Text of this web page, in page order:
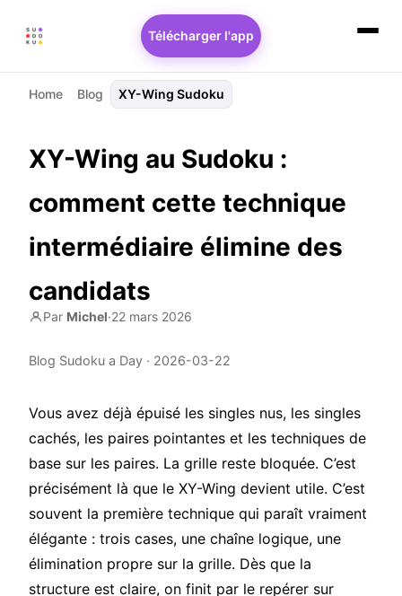
Télécharger l'app
Home Blog XY-Wing Sudoku
XY-Wing au Sudoku :
comment cette technique
intermédiaire élimine des
candidats
Par Michel·22 mars 2026
Blog Sudoku a Day · 2026-03-22
Vous avez déjà épuisé les singles nus, les singles
cachés, les paires pointantes et les techniques de
base sur les paires. La grille reste bloquée. C’est
précisément là que le XY-Wing devient utile. C’est
souvent la première technique qui paraît vraiment
élégante : trois cases, une chaîne logique, une
élimination propre sur la grille. Dès que la
structure est claire, on finit par le repérer sur